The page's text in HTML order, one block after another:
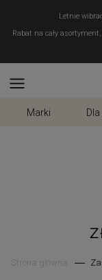
Letnie
Rabat na cały
Marki
Strona główna